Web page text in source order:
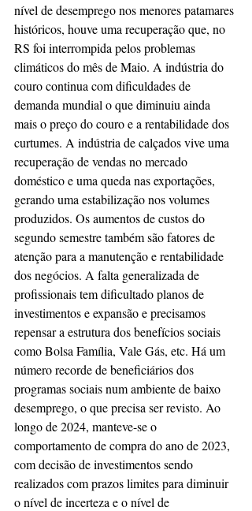
nível de desemprego nos menores patamares
históricos, houve uma recuperação que, no
RS foi interrompida pelos problemas
climáticos do mês de Maio. A indústria do
couro continua com dificuldades de
demanda mundial o que diminuiu ainda
mais o preço do couro e a rentabilidade dos
curtumes. A indústria de calçados vive uma
recuperação de vendas no mercado
doméstico e uma queda nas exportações,
gerando uma estabilização nos volumes
produzidos. Os aumentos de custos do
segundo semestre também são fatores de
atenção para a manutenção e rentabilidade
dos negócios. A falta generalizada de
profissionais tem dificultado planos de
investimentos e expansão e precisamos
repensar a estrutura dos benefícios sociais
como Bolsa Família, Vale Gás, etc. Há um
número recorde de beneficiários dos
programas sociais num ambiente de baixo
desemprego, o que precisa ser revisto. Ao
longo de 2024, manteve-se o
comportamento de compra do ano de 2023,
com decisão de investimentos sendo
realizados com prazos limites para diminuir
o nível de incerteza e o nível de